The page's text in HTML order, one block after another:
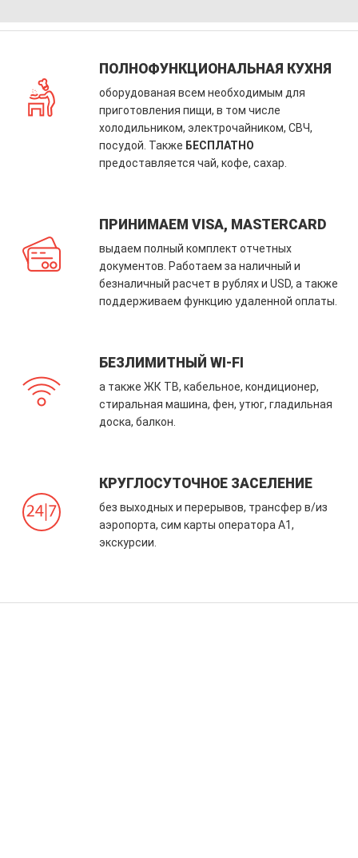
ПОЛНОФУНКЦИОНАЛЬНАЯ КУХНЯ
оборудованая всем необходимым для
приготовления пищи, в том числе
холодильником, электрочайником, СВЧ,
посудой. Также БЕСПЛАТНО
предоставляется чай, кофе, сахар.
ПРИНИМАЕМ VISA, MASTERCARD
выдаем полный комплект отчетных
документов. Работаем за наличный и
безналичный расчет в рублях и USD, а также
поддерживаем функцию удаленной оплаты.
БЕЗЛИМИТНЫЙ WI-FI
а также ЖК ТВ, кабельное, кондиционер,
стиральная машина, фен, утюг, гладильная
доска, балкон.
КРУГЛОСУТОЧНОЕ ЗАСЕЛЕНИЕ
без выходных и перерывов, трансфер в/из
аэропорта, сим карты оператора А1,
экскурсии.